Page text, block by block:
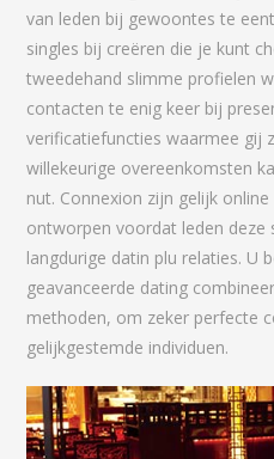
van leden bij gewoontes te
singles bij creëren die je kunt
tweedehand slimme profielen
contacten te enig keer bij
verificatiefuncties waarmee gij
willekeurige overeenkomsten
nut. Connexion zijn gelijk
ontworpen voordat leden deze
langdurige datin plu relaties. U
geavanceerde dating
methoden, om zeker perfecte
gelijkgestemde individuen.